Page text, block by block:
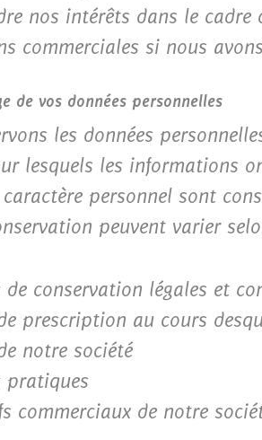
nos intérêts dans le
commerciales si nous
de vos données personnelles
les données
lesquels les informations
caractère personnel sont
peuvent varier
conservation légales et
prescription au cours
notre société
pratiques
commerciaux de notre